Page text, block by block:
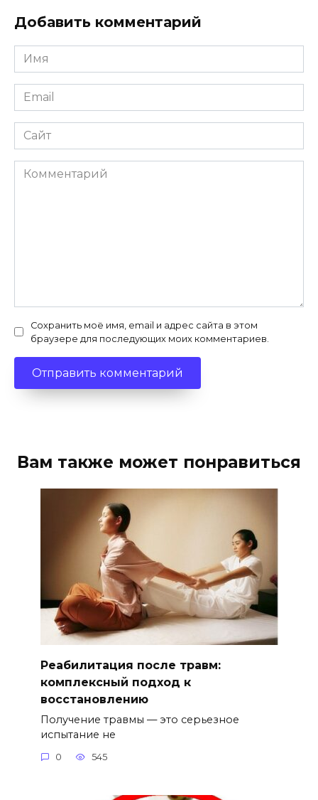
Добавить комментарий
Имя
*
Email
*
Сайт
Комментарий
Сохранить моё имя, email и адрес сайта в этом
браузере для последующих моих комментариев.
Вам также может понравиться
Реабилитация после травм:
комплексный подход к
восстановлению
Получение травмы — это серьезное
испытание не
0 545